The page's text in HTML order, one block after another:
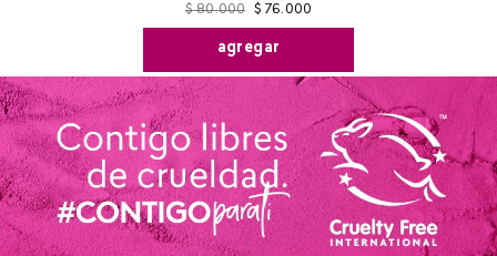
$ 80.000 $ 76.000
agregar